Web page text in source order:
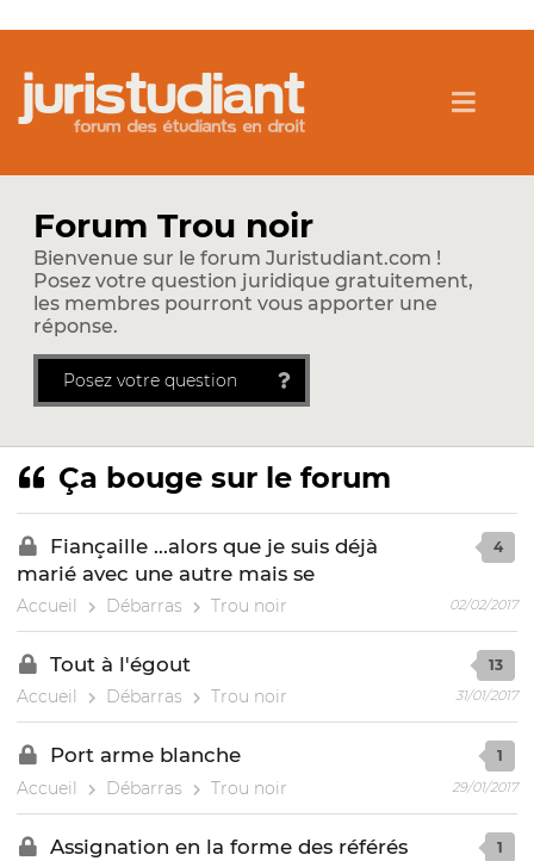
Forum Trou noir
Bienvenue sur le forum Juristudiant.com !
Posez votre question juridique gratuitement,
les membres pourront vous apporter une
réponse.
Posez votre question
Ça bouge sur le forum
Fiançaille ...alors que je suis déjà
marié avec une autre mais se
Accueil Débarras Trou noir
4
02/02/2017
Tout à l'égout
Accueil Débarras Trou noir
13
31/01/2017
Port arme blanche
Accueil Débarras Trou noir
1
29/01/2017
Assignation en la forme des référés 1